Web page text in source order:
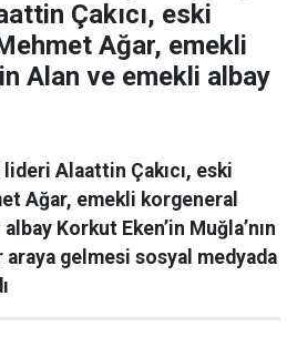
Çakıcı, eski
Ağar, emekli
Alan ve emekli albay
Alaattin Çakıcı, eski
Ağar, emekli korgeneral
Korkut Eken’in Muğla’nın
gelmesi sosyal medyada